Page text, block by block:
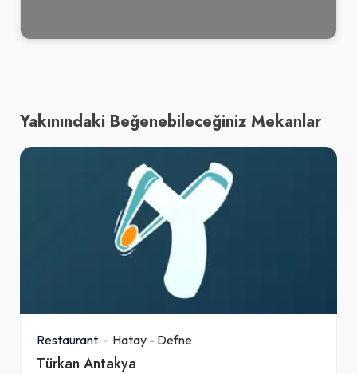
Yakınındaki Beğenebileceğiniz Mekanlar
Restaurant Hatay - Defne
Türkan Antakya